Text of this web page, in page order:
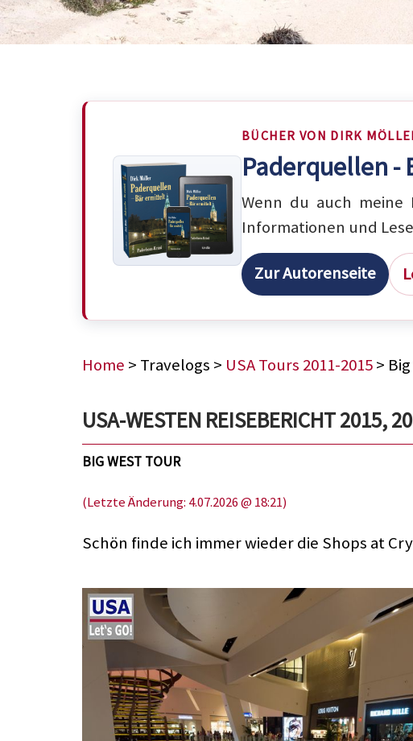
BÜCHER VON DIRK
Paderquellen
Wenn du auch
Informationen und
Zur Autorenseite
Home > Travelogs > USA Tours 2011-2015>
USA-WESTEN REISEBERICHT 2015,
BIG WEST TOUR
(Letzte Änderung: 4.07.2026 @ 18:21)
Schön finde ich immer wieder die Shops at